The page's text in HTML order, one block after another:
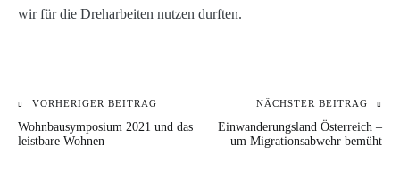
wir für die Dreharbeiten nutzen durften.
KATEGORIE:
BLOG
Beitragsnavigation
VORHERIGER BEITRAG
Wohnbausymposium 2021 und das
leistbare Wohnen
NÄCHSTER BEITRAG
Einwanderungsland Österreich –
um Migrationsabwehr bemüht